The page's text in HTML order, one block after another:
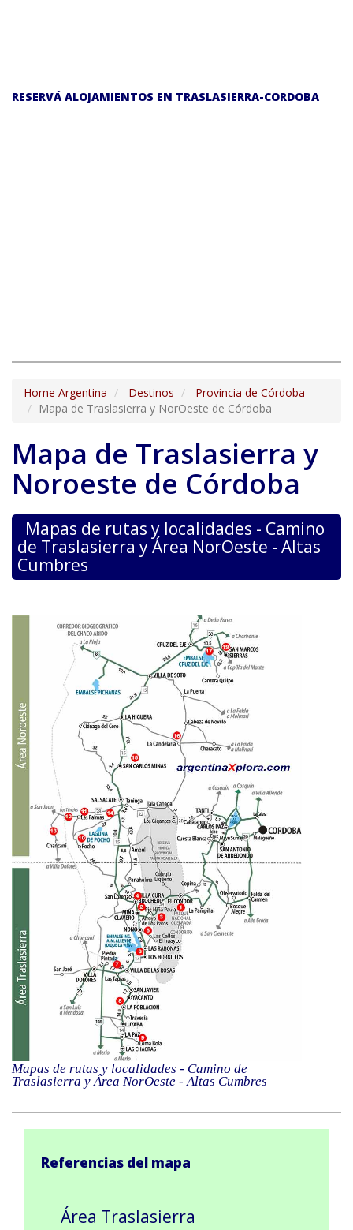
RESERVÁ ALOJAMIENTOS EN TRASLASIERRA-CORDOBA
Home Argentina Destinos
Provincia de Córdoba
Mapa de Traslasierra y NorOeste de Córdoba
Mapa de Traslasierra y
Noroeste de Córdoba
Mapas de rutas y localidades - Camino
de Traslasierra y Área NorOeste - Altas
Cumbres
Mapas de rutas y localidades - Camino de
Traslasierra y Área NorOeste - Altas Cumbres
Referencias del mapa
Área Traslasierra